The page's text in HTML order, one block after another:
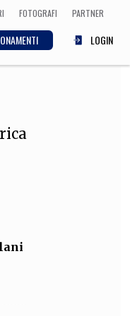
FOTOGRAFI PARTNER
LOGIN
Fisica,
Cifrematica,